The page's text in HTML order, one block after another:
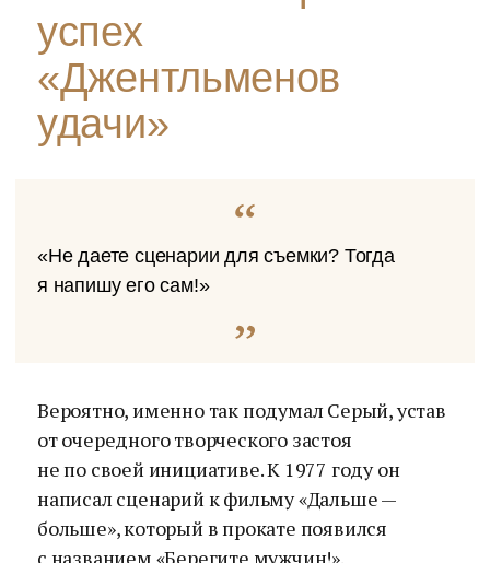
успех
«Джентльменов
удачи»
«Не даете сценарии для съемки? Тогда
я напишу его сам!»
Вероятно, именно так подумал Серый, устав
от очередного творческого застоя
не по своей инициативе. К 1977 году он
написал сценарий к фильму «Дальше —
больше», который в прокате появился
с названием «Берегите мужчин!».